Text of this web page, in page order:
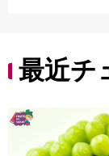
最近チ